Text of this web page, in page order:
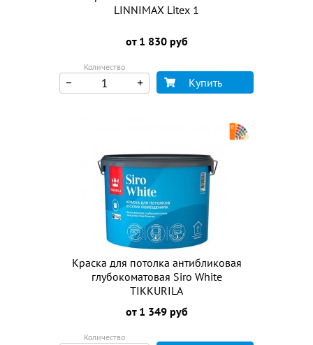
LINNIMAX Litex 1
от 1 830 руб
Количество
Купить
Краска для потолка антибликовая
глубокоматовая Siro White
TIKKURILA
от 1 349 руб
Количество